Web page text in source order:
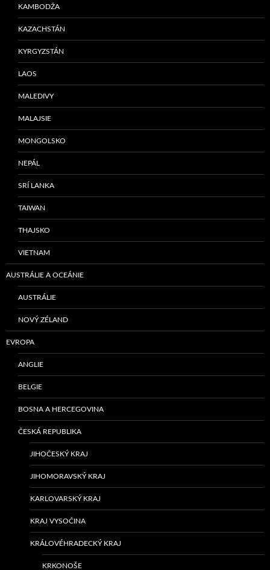
KAMBODŽA
KAZACHSTÁN
KYRGYZSTÁN
LAOS
MALEDIVY
MALAJSIE
MONGOLSKO
NEPÁL
SRÍ LANKA
TAIWAN
THAJSKO
VIETNAM
AUSTRÁLIE A OCEÁNIE
AUSTRÁLIE
NOVÝ ZÉLAND
EVROPA
ANGLIE
BELGIE
BOSNA A HERCEGOVINA
ČESKÁ REPUBLIKA
JIHOČESKÝ KRAJ
JIHOMORAVSKÝ KRAJ
KARLOVARSKÝ KRAJ
KRAJ VYSOČINA
KRÁLOVÉHRADECKÝ KRAJ
KRKONOŠE